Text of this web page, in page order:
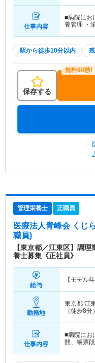
仕事内容
■病院にお
養管理 ・
駅から徒歩10分以内
保存する
管理栄養士 正職員
医療法人青峰会 くじ
職員)
【東京都／江東区】調
養士募集《正社員》
給与
【モデル年
勤務地
東京都 江
（徒歩8分）
仕事内容
■病院にお
開、帳票